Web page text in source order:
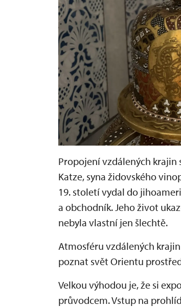
Propojení vzdálených krajin
Katze, syna židovského
19. století vydal do
a obchodník. Jeho život
nebyla vlastní jen šlechtě.
Atmosféru vzdálených
poznat svět Orientu
Velkou výhodou je, že si
průvodcem. Vstup na